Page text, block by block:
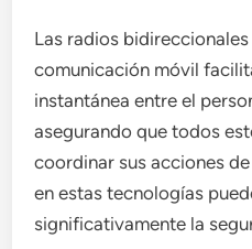
Las radios
comunicación móvil
instantánea entre el
asegurando que todos
coordinar sus acciones
en estas tecnologías
significativamente la